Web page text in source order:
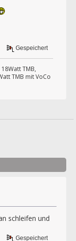
Gespeichert
TMB,
TMB mit VoCo
schleifen und
Gespeichert